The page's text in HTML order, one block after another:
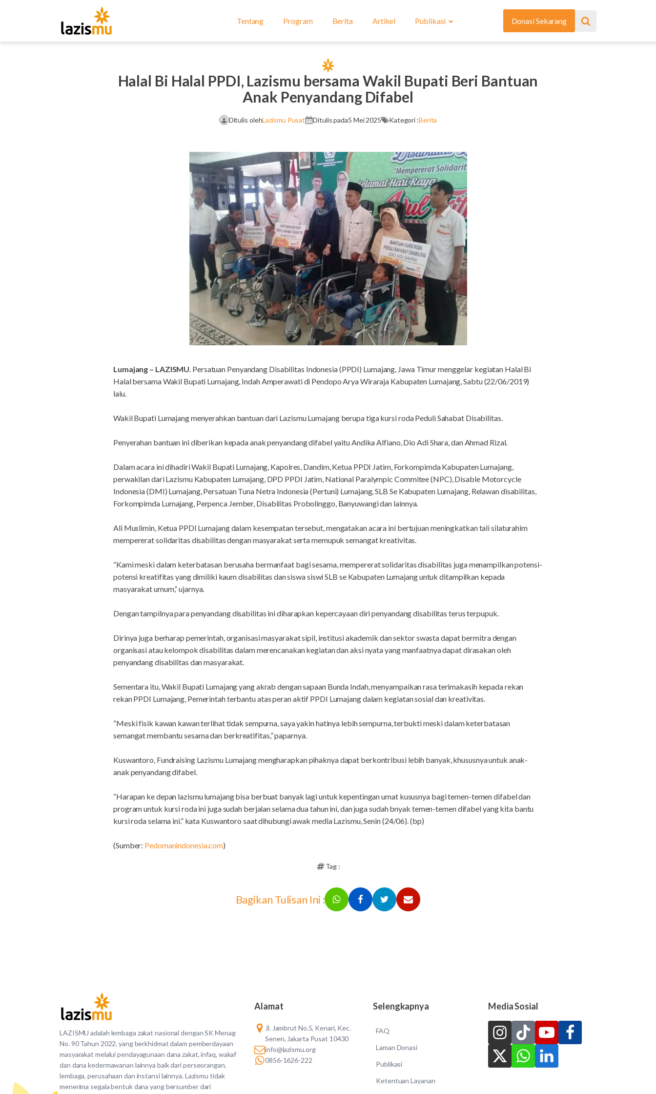
Tentang Program Berita Artikel Publikasi Donasi Sekarang
Halal Bi Halal PPDI, Lazismu bersama Wakil Bupati Beri Bantuan
Anak Penyandang Difabel
Ditulis olehLazismu Pusat Ditulis pada5 Mei 2025 Kategori :Berita
Lumajang – LAZISMU. Persatuan Penyandang Disabilitas Indonesia (PPDI) Lumajang, Jawa Timur menggelar kegiatan Halal Bi
Halal bersama Wakil Bupati Lumajang, Indah Amperawati di Pendopo Arya Wiraraja Kabupaten Lumajang, Sabtu (22/06/2019)
lalu.
Wakil Bupati Lumajang menyerahkan bantuan dari Lazismu Lumajang berupa tiga kursi roda Peduli Sahabat Disabilitas.
Penyerahan bantuan ini diberikan kepada anak penyandang difabel yaitu Andika Alfiano, Dio Adi Shara, dan Ahmad Rizal.
Dalam acara ini dihadiri Wakil Bupati Lumajang, Kapolres, Dandim, Ketua PPDI Jatim, Forkompimda Kabupaten Lumajang,
perwakilan dari Lazismu Kabupaten Lumajang, DPD PPDI Jatim, National Paralympic Commitee (NPC), Disable Motorcycle
Indonesia (DMI) Lumajang, Persatuan Tuna Netra Indonesia (Pertuni) Lumajang, SLB Se Kabupaten Lumajang, Relawan disabilitas,
Forkompimda Lumajang, Perpenca Jember, Disabilitas Probolinggo, Banyuwangi dan lainnya.
Ali Muslimin, Ketua PPDI Lumajang dalam kesempatan tersebut, mengatakan acara ini bertujuan meningkatkan tali silaturahim
mempererat solidaritas disabilitas dengan masyarakat serta memupuk semangat kreativitas.
“Kami meski dalam keterbatasan berusaha bermanfaat bagi sesama, mempererat solidaritas disabilitas juga menampilkan potensi-
potensi kreatifitas yang dimiliki kaum disabilitas dan siswa siswi SLB se Kabupaten Lumajang untuk ditampilkan kepada
masyarakat umum,” ujarnya.
Dengan tampilnya para penyandang disabilitas ini diharapkan kepercayaan diri penyandang disabilitas terus terpupuk.
Dirinya juga berharap pemerintah, organisasi masyarakat sipil, institusi akademik dan sektor swasta dapat bermitra dengan
organisasi atau kelompok disabilitas dalam merencanakan kegiatan dan aksi nyata yang manfaatnya dapat dirasakan oleh
penyandang disabilitas dan masyarakat.
Sementara itu, Wakil Bupati Lumajang yang akrab dengan sapaan Bunda Indah, menyampaikan rasa terimakasih kepada rekan
rekan PPDI Lumajang, Pemerintah terbantu atas peran aktif PPDI Lumajang dalam kegiatan sosial dan kreativitas.
“Meski fisik kawan kawan terlihat tidak sempurna, saya yakin hatinya lebih sempurna, terbukti meski dalam keterbatasan
semangat membantu sesama dan berkreatifitas,” paparnya.
Kuswantoro, Fundraising Lazismu Lumajang mengharapkan pihaknya dapat berkontribusi lebih banyak, khususnya untuk anak-
anak penyandang difabel.
“Harapan ke depan lazismu lumajang bisa berbuat banyak lagi untuk kepentingan umat kususnya bagi temen-temen difabel dan
program untuk kursi roda ini juga sudah berjalan selama dua tahun ini, dan juga sudah bnyak temen-temen difabel yang kita bantu
kursi roda selama ini.” kata Kuswantoro saat dihubungi awak media Lazismu, Senin (24/06). (bp)
(Sumber: Pedomanindonesia.com)
Tag :
Bagikan Tulisan Ini :
LAZISMU adalah lembaga zakat nasional dengan SK Menag
No. 90 Tahun 2022, yang berkhidmat dalam pemberdayaan
masyarakat melalui pendayagunaan dana zakat, infaq, wakaf
dan dana kedermawanan lainnya baik dari perseorangan,
lembaga, perusahaan dan instansi lainnya. Lazismu tidak
menerima segala bentuk dana yang bersumber dari
Alamat
Jl. Jambrut No.5, Kenari, Kec.
Senen, Jakarta Pusat 10430
info@lazismu.org
0856-1626-222
Selengkapnya
FAQ
Laman Donasi
Publikasi
Ketentuan Layanan
Media Sosial